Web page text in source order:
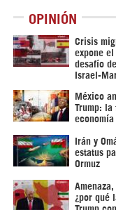
OPINIÓN
Crisis
expone el
desafío
Israel-
México
Trump: la
economía
Irán y
estatus
Ormuz
¿por qué
Trump